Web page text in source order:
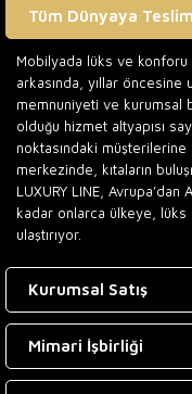
Tüm Dünyaya
Mobilyada lüks ve konforu
arkasında, yıllar
memnuniyeti ve kurumsal
olduğu hizmet altyapısı
noktasındaki müşterilerine
merkezinde, kıtaların
LUXURY LINE,
kadar onlarca ülkeye,
ulaştırıyor.
Kurumsal Satış
Mimari İşbirliği